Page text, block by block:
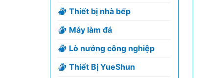
Thiết bị nhà bếp
Máy làm đá
Lò nướng công nghiệp
Thiết Bị YueShun